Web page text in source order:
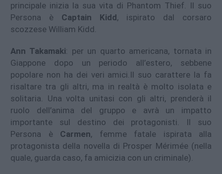
principale inizia la sua vita di Phantom Thief. Il suo
Persona è Captain Kidd, ispirato dal corsaro
scozzese William Kidd.
Ann Takamaki: per un quarto americana, tornata in
Giappone dopo un periodo all’estero, sebbene
popolare non ha dei veri amici.Il suo carattere la fa
risaltare tra gli altri, ma in realtà è molto isolata e
solitaria. Una volta unitasi con gli altri, prenderà il
ruolo dell’anima del gruppo e avrà un impatto
importante sul destino dei protagonisti. Il suo
Persona è Carmen, femme fatale ispirata alla
protagonista della novella di Prosper Mérimée (nella
quale, guarda caso, fa amicizia con un criminale).